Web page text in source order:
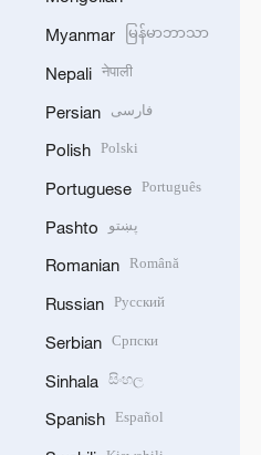
Myanmar မြန်မာဘာသာ
Nepali नेपाली
Persian فارسی
Polish Polski
Portuguese Português
Pashto پښتو
Romanian Română
Russian Русский
Serbian Српски
Sinhala සිංහල
Spanish Español